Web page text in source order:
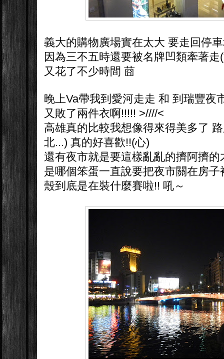
義大的購物廣場實在太大 要走回停
因為三不五時還要被名牌凹類牽著
又花了不少時間 莔
晚上Va帶我到愛河走走 和 到瑞豐夜
又敗了兩件衣啊!!!!! >////<
高雄真的比較我想像得來得美多了
北...) 真的好喜歡!!(心)
還有夜市就是要這樣亂亂的擠阿擠的
是哪個笨蛋一直說要把夜市關在房
殼到底是在裝什麼賽啦!! 吼～